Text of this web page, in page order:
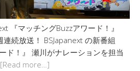
『マッチングBuzzアワード！』
続放送！ BSJapanext の新番組
ド！』 瀬川がナレーションを担当
[Read more…]